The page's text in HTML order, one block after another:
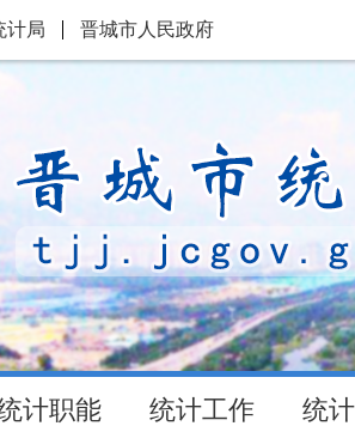
计局 晋城市人民政府
计职能 统计工作 统